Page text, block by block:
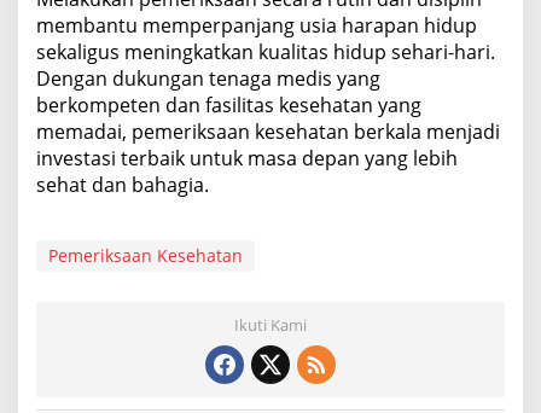
membantu memperpanjang usia harapan hidup
sekaligus meningkatkan kualitas hidup sehari-hari.
Dengan dukungan tenaga medis yang
berkompeten dan fasilitas kesehatan yang
memadai, pemeriksaan kesehatan berkala menjadi
investasi terbaik untuk masa depan yang lebih
sehat dan bahagia.
Pemeriksaan Kesehatan
Ikuti Kami